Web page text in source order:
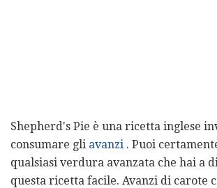
Shepherd's Pie è una ricetta inglese
consumare gli avanzi . Puoi
qualsiasi verdura avanzata che hai a
questa ricetta facile. Avanzi di carote